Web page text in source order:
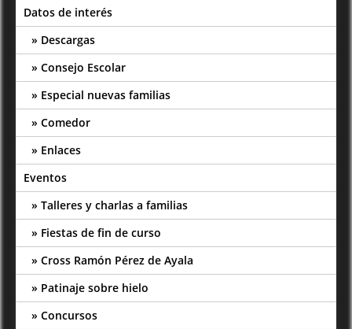
Datos de interés
Descargas
Consejo Escolar
Especial nuevas familias
Comedor
Enlaces
Eventos
Talleres y charlas a familias
Fiestas de fin de curso
Cross Ramón Pérez de Ayala
Patinaje sobre hielo
Concursos